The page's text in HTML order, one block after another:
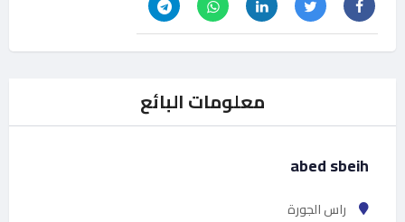
معلومات البائع
abed sbeih
راس الجورة